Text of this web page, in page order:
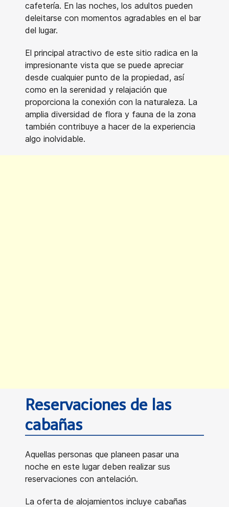
cafetería. En las noches, los adultos pueden
deleitarse con momentos agradables en el bar
del lugar.
El principal atractivo de este sitio radica en la
impresionante vista que se puede apreciar
desde cualquier punto de la propiedad, así
como en la serenidad y relajación que
proporciona la conexión con la naturaleza. La
amplia diversidad de flora y fauna de la zona
también contribuye a hacer de la experiencia
algo inolvidable.
Reservaciones de las
cabañas
Aquellas personas que planeen pasar una
noche en este lugar deben realizar sus
reservaciones con antelación.
La oferta de alojamientos incluye cabañas